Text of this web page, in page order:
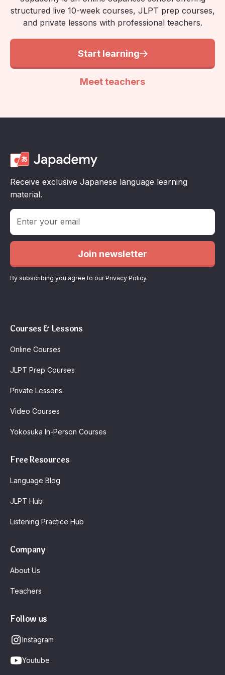
structured live 10-week courses, JLPT prep courses,
and private lessons with professional teachers.
Start learning
Meet teachers
Receive exclusive Japanese language learning
material.
By subscribing you agree to our Privacy Policy.
Courses & Lessons
Online Courses
JLPT Prep Courses
Private Lessons
Video Courses
Yokosuka In-Person Courses
Free Resources
Language Blog
JLPT Hub
Listening Practice Hub
Company
About Us
Teachers
Follow us
Instagram
Youtube